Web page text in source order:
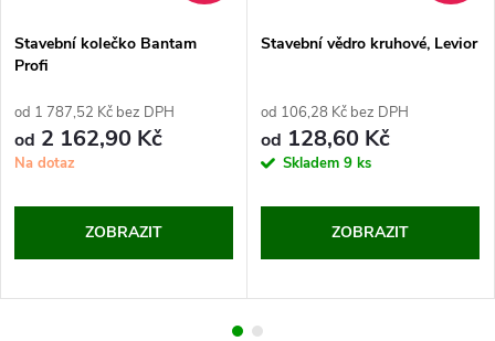
Stavební kolečko Bantam
Profi
od 1 787,52 Kč bez DPH
od 2 162,90 Kč
Na dotaz
ZOBRAZIT
Stavební vědro kruhové, Levior
od 106,28 Kč bez DPH
od 128,60 Kč
Skladem 9 ks
ZOBRAZIT